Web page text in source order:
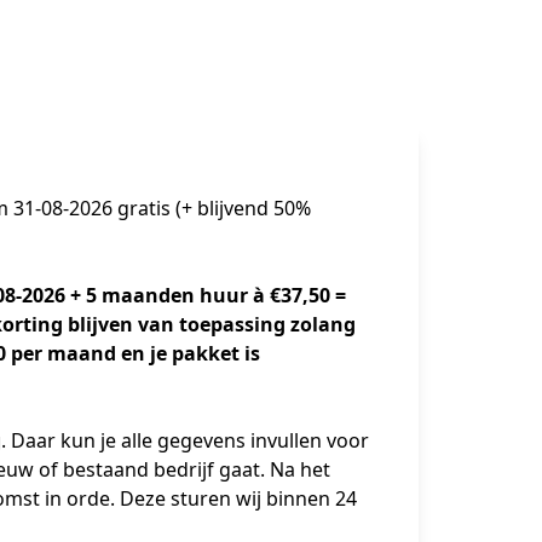
08-2026 gratis (+ blijvend 50%
+ 5 maanden huur à €37,50 =
blijven van toepassing zolang
maand en je pakket is
kun je alle gegevens invullen voor
of bestaand bedrijf gaat. Na het
in orde. Deze sturen wij binnen 24